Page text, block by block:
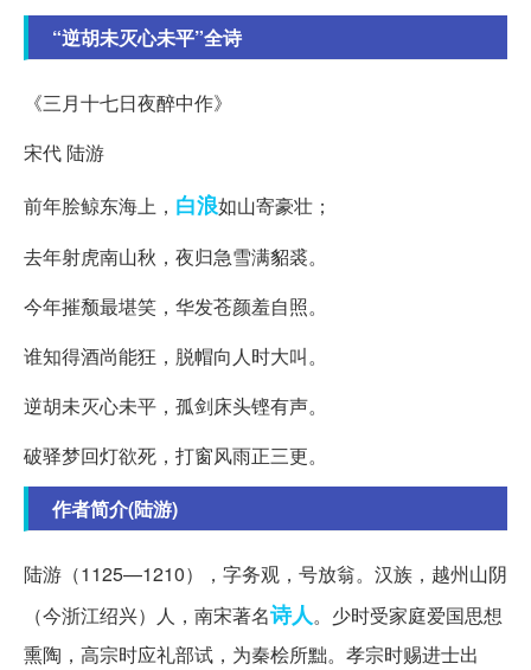
“逆胡未灭心未平”全诗
《三月十七日夜醉中作》
宋代 陆游
前年脍鲸东海上， 白浪如山寄豪壮；
去年射虎南山秋，夜归急雪满貂裘。
今年摧颓最堪笑，华发苍颜羞自照。
谁知得酒尚能狂，脱帽向人时大叫。
逆胡未灭心未平，孤剑床头铿有声。
破驿梦回灯欲死，打窗风雨正三更。
作者简介(陆游)
陆游（1125—1210），字务观，号放翁。汉族，越州山阴
（今浙江绍兴）人，南宋著名诗人。少时受家庭爱国思想
熏陶，高宗时应礼部试，为秦桧所黜。孝宗时赐进士出